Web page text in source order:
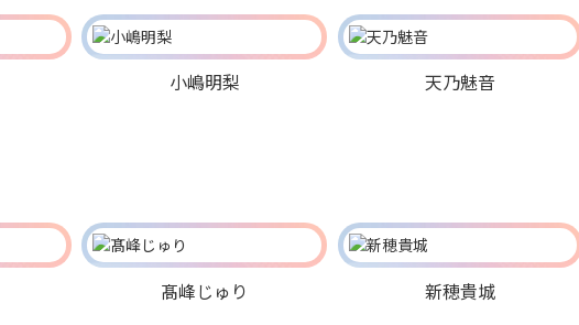
小嶋明梨 天乃魅音
髙峰じゅり 新穂貴城